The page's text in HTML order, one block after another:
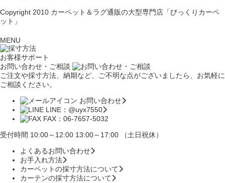
Copyright 2010 カーペット＆ラグ通販の大型専門店「びっくりカーペ
ット」
MENU
お客様サポート
お問い合わせ・ご相談
ご注文や採寸方法、納期など、ご不明な点がございましたら、お気軽に
ご相談ください。
お問い合わせ
LINE：@uyx7550
FAX：06-7657-5032
受付時間 10:00～12:00 13:00～17:00 （土日祝休）
よくあるお問い合わせ
お手入れ方法
カーペットの採寸方法について
カーテンの採寸方法について